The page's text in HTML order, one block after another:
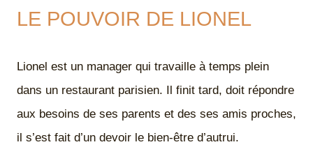
LE POUVOIR DE LIONEL
Lionel est un manager qui travaille à temps plein
dans un restaurant parisien. Il finit tard, doit répondre
aux besoins de ses parents et des ses amis proches,
il s’est fait d’un devoir le bien-être d’autrui.